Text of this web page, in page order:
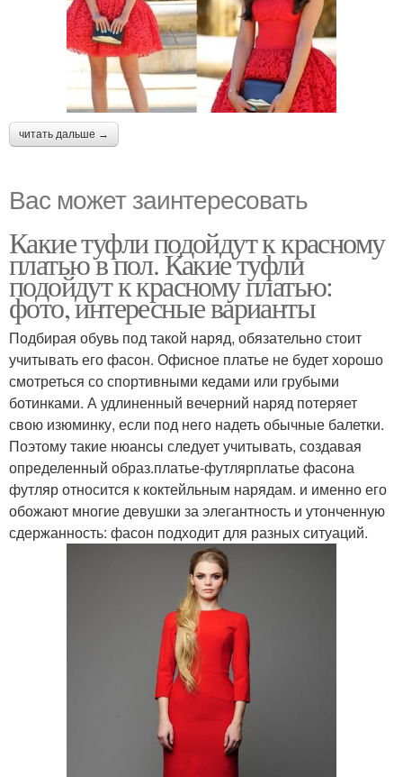
читать дальше →
Вас может заинтересовать
Какие туфли подойдут к красному
платью в пол. Какие туфли
подойдут к красному платью:
фото, интересные варианты
Подбирая обувь под такой наряд, обязательно стоит
учитывать его фасон. Офисное платье не будет хорошо
смотреться со спортивными кедами или грубыми
ботинками. А удлиненный вечерний наряд потеряет
свою изюминку, если под него надеть обычные балетки.
Поэтому такие нюансы следует учитывать, создавая
определенный образ.платье-футлярплатье фасона
футляр относится к коктейльным нарядам. и именно его
обожают многие девушки за элегантность и утонченную
сдержанность: фасон подходит для разных ситуаций.